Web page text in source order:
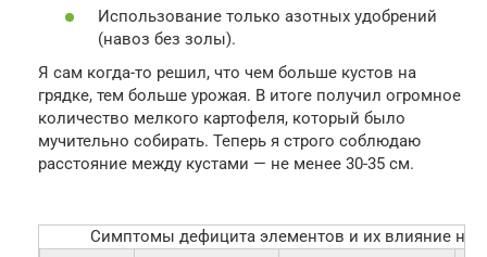
Использование только азотных удобрений
(навоз без золы).
Я сам когда-то решил, что чем больше кустов на
грядке, тем больше урожая. В итоге получил огромное
количество мелкого картофеля, который было
мучительно собирать. Теперь я строго соблюдаю
расстояние между кустами — не менее 30-35 см.
Симптомы дефицита элементов и их влияние на